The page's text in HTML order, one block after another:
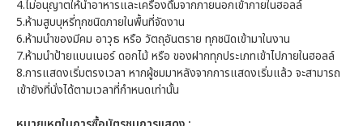
4.ไม่อนุญาตให้นำอาหารและเครื่องดื่มจากภายนอกเข้าภายในฮอลล์
5.ห้ามสูบบุหรี่ทุกชนิดภายในพื้นที่จัดงาน
6.ห้ามนำของมีคม อาวุธ หรือ วัตถุอันตราย ทุกชนิดเข้ามาในงาน
7.ห้ามนำป้ายแบนเนอร์ ดอกไม้ หรือ ของฝากทุกประเภทเข้าไปภายในฮอลล์
8.การแสดงเริ่มตรงเวลา หากผู้ชมมาหลังจากการแสดงเริ่มแล้ว จะสามารถ
เข้ายังที่นั่งได้ตามเวลาที่กำหนดเท่านั้น